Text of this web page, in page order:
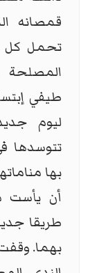
قمصانه
تحمل كل
المصلحة
طيفي
ليوم
تتوسدها
بها
أن يأست
طريقا
بهما.